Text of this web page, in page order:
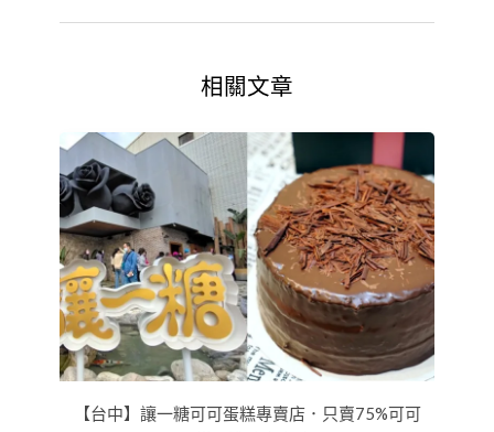
相關文章
【台中】讓一糖可可蛋糕專賣店．只賣75%可可